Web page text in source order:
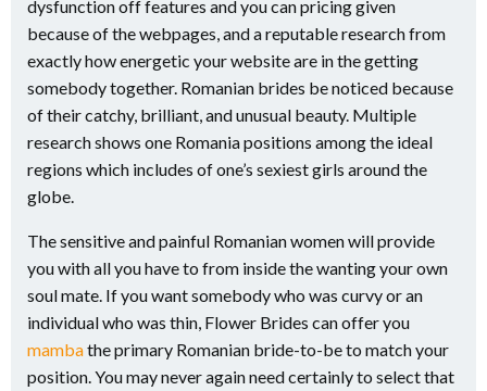
dysfunction off features and you can pricing given
because of the webpages, and a reputable research from
exactly how energetic your website are in the getting
somebody together. Romanian brides be noticed because
of their catchy, brilliant, and unusual beauty. Multiple
research shows one Romania positions among the ideal
regions which includes of one’s sexiest girls around the
globe.
The sensitive and painful Romanian women will provide
you with all you have to from inside the wanting your own
soul mate. If you want somebody who was curvy or an
individual who was thin, Flower Brides can offer you
mambathe primary Romanian bride-to-be to match your
position. You may never again need certainly to select that